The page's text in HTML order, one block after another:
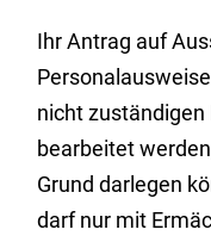
Ihr Antrag auf
nicht
bearbeitet
Grund darlegen
darf nur mit